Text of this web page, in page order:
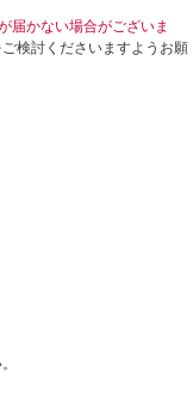
届かない場合がございま
検討くださいますようお願